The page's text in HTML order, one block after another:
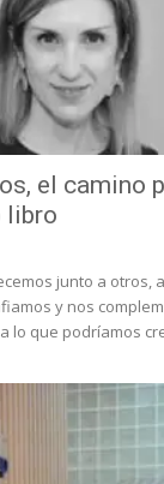
el camino
libro
junto a otros,
y nos
lo que podríamos